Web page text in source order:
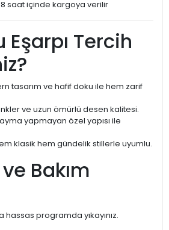
saat içinde kargoya verilir
Eşarpı Tercih
tasarım ve hafif doku ile hem zarif
ve uzun ömürlü desen kalitesi.
yapmayan özel yapısı ile
klasik hem gündelik stillerle uyumlu.
Bakım
hassas programda yıkayınız.